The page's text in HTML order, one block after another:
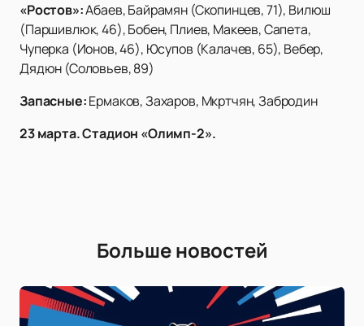
«Ростов»:Абаев, Байрамян (Скопинцев, 71), Вилюш
(Паршивлюк, 46), Бобен, Плиев, Макеев, Сапета,
Чуперка (Ионов, 46), Юсупов (Калачев, 65), Вебер,
Дядюн (Соловьев, 89)
Запасные:Ермаков, Захаров, Мкртчян, Забродин
23 марта. Стадион «Олимп-2».
Больше новостей